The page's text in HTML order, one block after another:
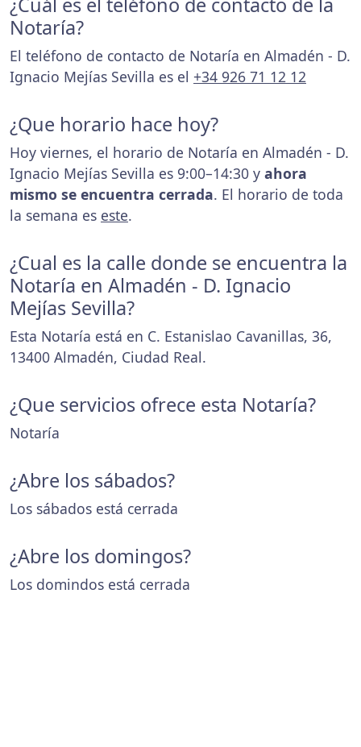
Notaría?
El teléfono de contacto de Notaría en Almadén - D.
Ignacio Mejías Sevilla es el +34 926 71 12 12
¿Que horario hace hoy?
Hoy viernes, el horario de Notaría en Almadén - D.
Ignacio Mejías Sevilla es 9:00–14:30 y ahora
mismo se encuentra cerrada. El horario de toda
la semana es este.
¿Cual es la calle donde se encuentra la
Notaría en Almadén - D. Ignacio
Mejías Sevilla?
Esta Notaría está en C. Estanislao Cavanillas, 36,
13400 Almadén, Ciudad Real.
¿Que servicios ofrece esta Notaría?
Notaría
¿Abre los sábados?
Los sábados está cerrada
¿Abre los domingos?
Los domindos está cerrada